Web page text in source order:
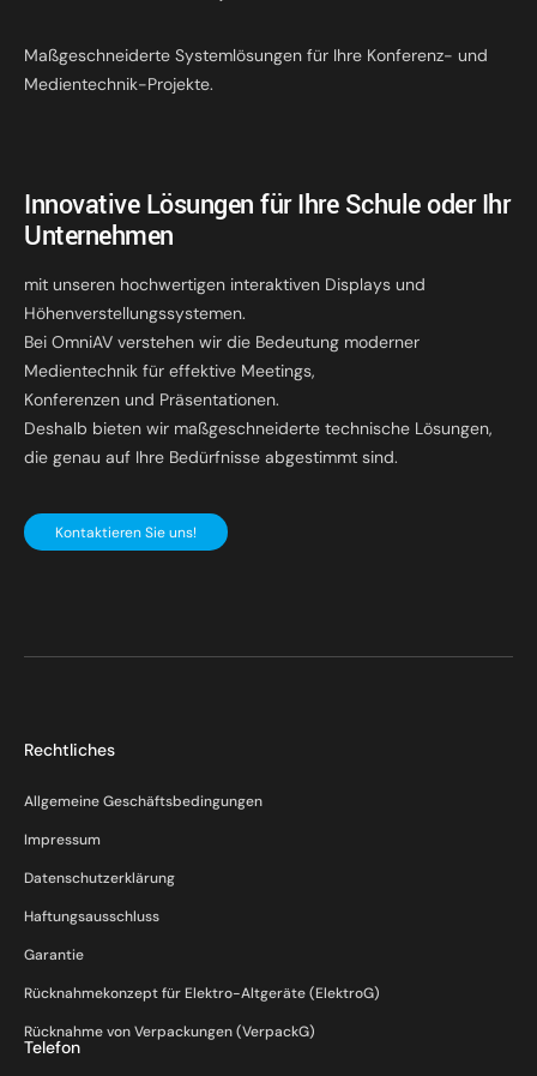
Maßgeschneiderte Systemlösungen für Ihre Konferenz- und
Medientechnik-Projekte.
Innovative Lösungen für Ihre Schule oder Ihr
Unternehmen
mit unseren hochwertigen interaktiven Displays und
Höhenverstellungssystemen.
Bei OmniAV verstehen wir die Bedeutung moderner
Medientechnik für effektive Meetings,
Konferenzen und Präsentationen.
Deshalb bieten wir maßgeschneiderte technische Lösungen,
die genau auf Ihre Bedürfnisse abgestimmt sind.
Kontaktieren Sie uns!
Rechtliches
Allgemeine Geschäftsbedingungen
Impressum
Datenschutzerklärung
Haftungsausschluss
Garantie
Rücknahmekonzept für Elektro-Altgeräte (ElektroG)
Rücknahme von Verpackungen (VerpackG)
Telefon